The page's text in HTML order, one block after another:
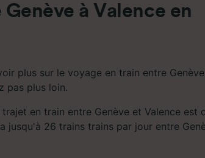
à Valence en
plus sur le voyage en train entre
pas plus loin.
en train entre Genève et Valence est
jusqu'à 26 trains trains par jour entre